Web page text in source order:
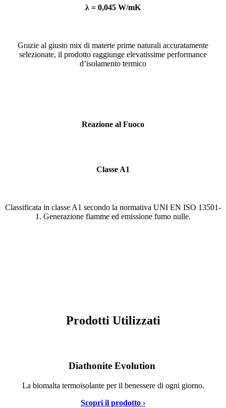
λ = 0,045 W/mK
Grazie al giusto mix di materie prime naturali accuratamente
selezionate, il prodotto raggiunge elevatissime performance
d’isolamento termico
Reazione al Fuoco
Classe A1
Classificata in classe A1 secondo la normativa UNI EN ISO 13501-
1. Generazione fiamme ed emissione fumo nulle.
Prodotti Utilizzati
Diathonite Evolution
La biomalta termoisolante per il benessere di ogni giorno.
Scopri il prodotto ›